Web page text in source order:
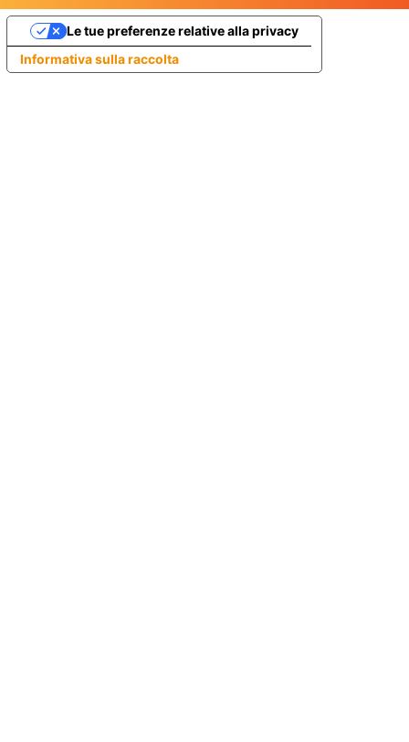
Informativa sulla raccolta
Le tue preferenze relative alla privacy